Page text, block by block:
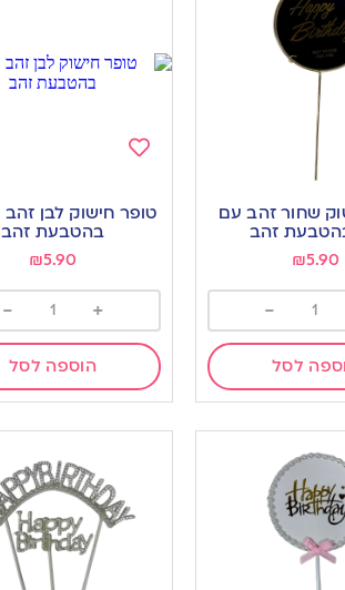
שחור זהב עם
₪5.90
-
לסל
to
wishlistבהטבעת זהב
₪5.90
+
-
הוספה לסל